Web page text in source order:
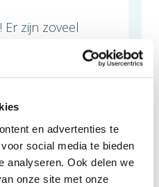
en advertenties te
social media te bieden
analyseren. Ook delen we
onze site met onze
Er zijn zoveel
laten zien hoe
ze zijn.
KiKa. Voor
Voor hoop,